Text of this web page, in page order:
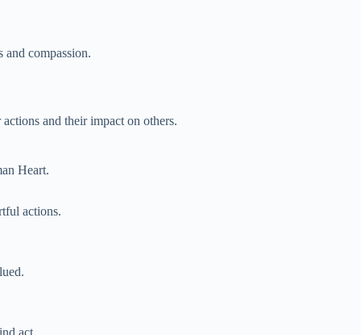
compassion.
and their impact on others.
Heart.
actions.
act.